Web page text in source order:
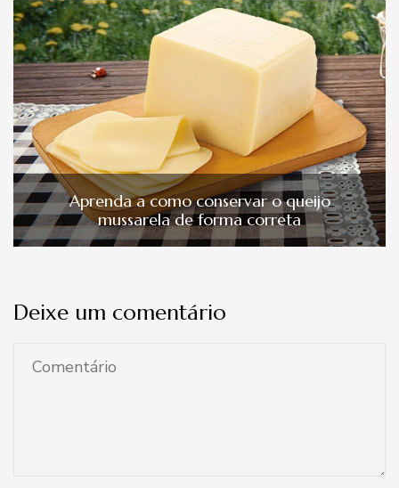
Aprenda a como conservar o queijo
mussarela de forma correta
Deixe um comentário